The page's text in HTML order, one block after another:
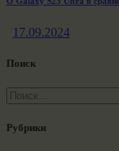
17.09.2024
Поиск
Найти:
Рубрики